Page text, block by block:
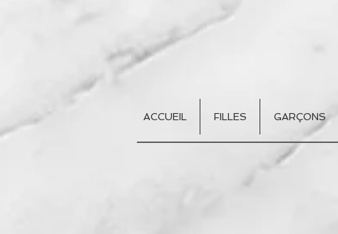
ACCUEIL FILLES GARÇONS